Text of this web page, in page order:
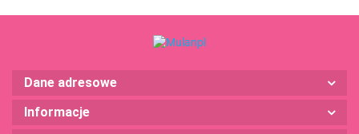
Dane adresowe
Informacje